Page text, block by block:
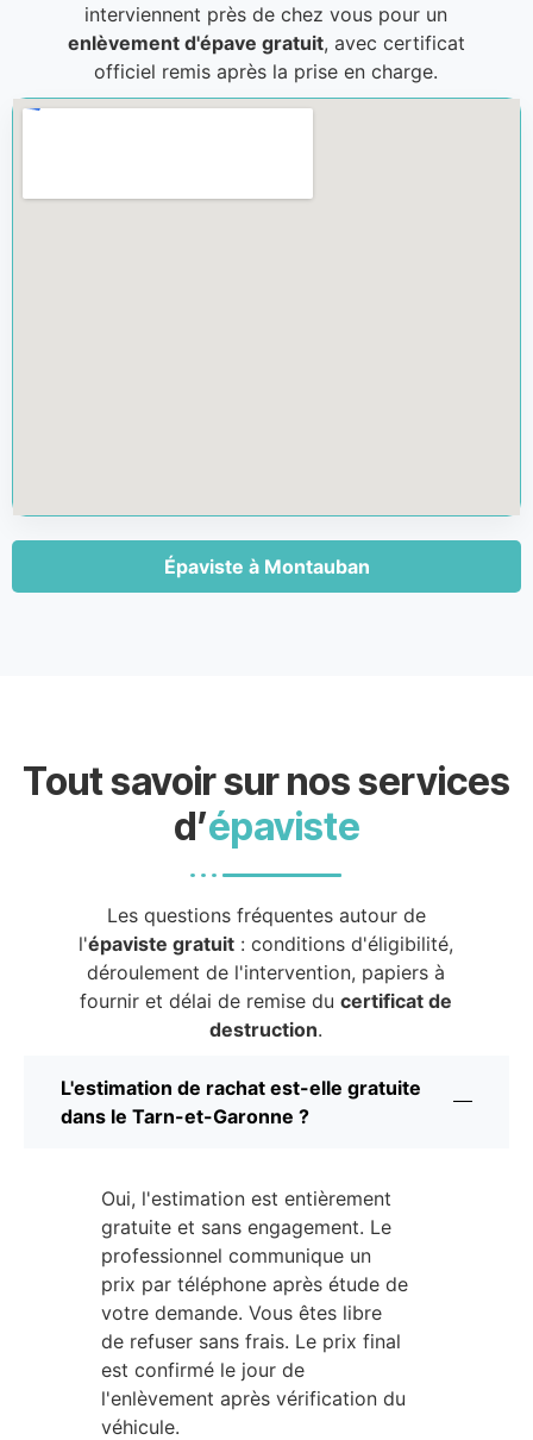
interviennent près de chez vous pour un
enlèvement d'épave gratuit, avec certificat
officiel remis après la prise en charge.
Épaviste à Montauban
Tout savoir sur nos services
d’épaviste
Les questions fréquentes autour de
l'épaviste gratuit : conditions d'éligibilité,
déroulement de l'intervention, papiers à
fournir et délai de remise ducertificat de
destruction.
L'estimation de rachat est-elle gratuite
dans le Tarn-et-Garonne ?
Oui, l'estimation est entièrement
gratuite et sans engagement. Le
professionnel communique un
prix par téléphone après étude de
votre demande. Vous êtes libre
de refuser sans frais. Le prix final
est confirmé le jour de
l'enlèvement après vérification du
véhicule.